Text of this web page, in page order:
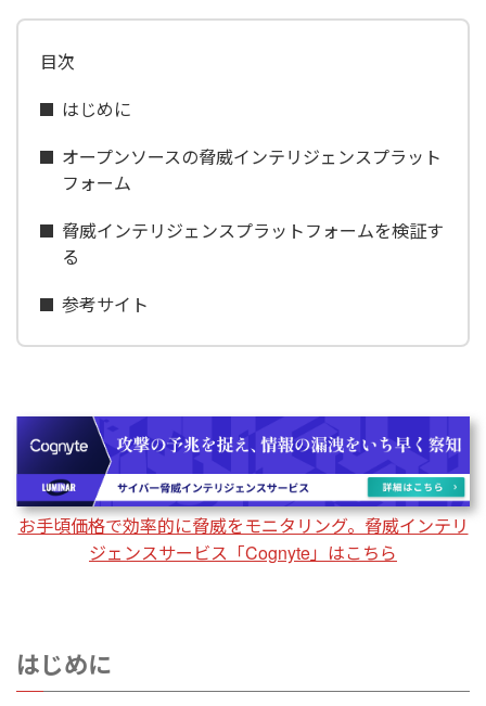
目次
はじめに
オープンソースの脅威インテリジェンスプラット
フォーム
脅威インテリジェンスプラットフォームを検証す
る
参考サイト
お手頃価格で効率的に脅威をモニタリング。脅威インテリ
ジェンスサービス「Cognyte」はこちら
はじめに